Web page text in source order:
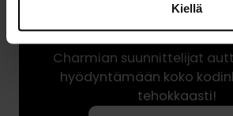
Kiellä
Charmian suunnittelijat
hyödyntämään koko
tehokkaasti!